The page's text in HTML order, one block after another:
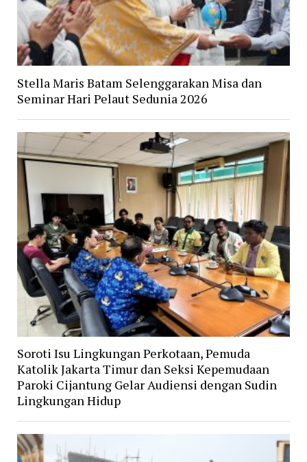
Stella Maris Batam Selenggarakan Misa dan
Seminar Hari Pelaut Sedunia 2026
Soroti Isu Lingkungan Perkotaan, Pemuda
Katolik Jakarta Timur dan Seksi Kepemudaan
Paroki Cijantung Gelar Audiensi dengan Sudin
Lingkungan Hidup